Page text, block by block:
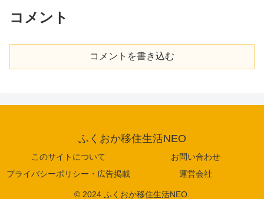
コメント
コメントを書き込む
ふくおか移住生活NEO
このサイトについて
お問い合わせ
プライバシーポリシー・広告掲載
運営会社
© 2024 ふくおか移住生活NEO.